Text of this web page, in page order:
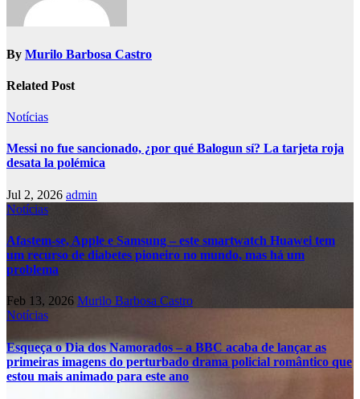
By Murilo Barbosa Castro
Related Post
Notícias
Messi no fue sancionado, ¿por qué Balogun sí? La tarjeta roja
desata la polémica
Jul 2, 2026 admin
Notícias
Afastem-se, Apple e Samsung – este smartwatch Huawei tem
um recurso de diabetes pioneiro no mundo, mas há um
problema
Feb 13, 2026 Murilo Barbosa Castro
Notícias
Esqueça o Dia dos Namorados – a BBC acaba de lançar as
primeiras imagens do perturbado drama policial romântico que
estou mais animado para este ano